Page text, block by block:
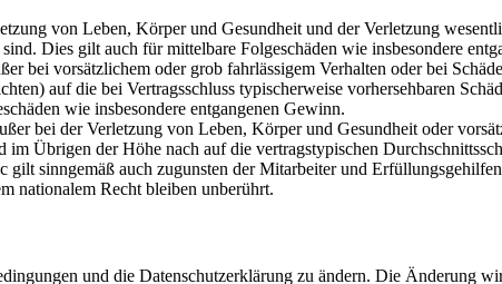
von Leben, Körper und Gesundheit und der Verletzung
Dies gilt auch für mittelbare Folgeschäden wie insbesondere
bei vorsätzlichem oder grob fahrlässigem Verhalten oder bei
auf die bei Vertragsschluss typischerweise vorhersehbaren
wie insbesondere entgangenen Gewinn.
bei der Verletzung von Leben, Körper und Gesundheit oder
im Übrigen der Höhe nach auf die vertragstypischen
gilt sinngemäß auch zugunsten der Mitarbeiter und
nationalem Recht bleiben unberührt.
und die Datenschutzerklärung zu ändern. Die Änderung